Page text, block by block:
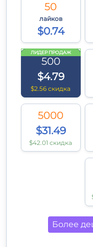
50
лайков
$0.74
ЛИДЕР ПРОДАЖ
500
$4.79
$2.56 скидка
5000
$31.49
$42.01 скидка
Более